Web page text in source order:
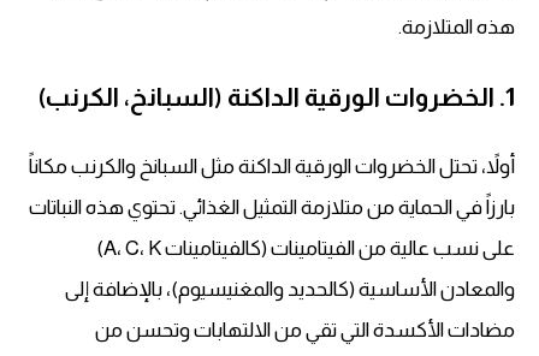
هذه المتلازمة.
1. الخضروات الورقية الداكنة (السبانخ، الكرنب)
أولاً، تحتل الخضروات الورقية الداكنة مثل السبانخ والكرنب مكاناً
بارزاً في الحماية من متلازمة التمثيل الغذائي. تحتوي هذه النباتات
على نسب عالية من الفيتامينات (كالفيتامينات A، C، K)
والمعادن الأساسية (كالحديد والمغنيسيوم)، بالإضافة إلى
مضادات الأكسدة التي تقي من الالتهابات وتحسن من